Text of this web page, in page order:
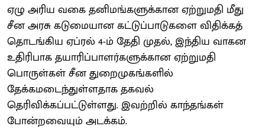
ஏழு அரிய வகை தனிமங்களுக்கான ஏற்றுமதி மீது
சீன அரசு கடுமையான கட்டுப்பாடுகளை விதிக்கத்
தொடங்கிய ஏப்ரல் 4-ம் தேதி முதல், இந்திய வாகன
உதிரிபாக தயாரிப்பாளர்களுக்கான ஏற்றுமதி
பொருள்கள் சீன துறைமுகங்களில்
தேக்கமடைந்துள்ளதாக தகவல்
தெரிவிக்கப்பட்டுள்ளது. இவற்றில் காந்தங்கள்
போன்றவையும் அடக்கம்.